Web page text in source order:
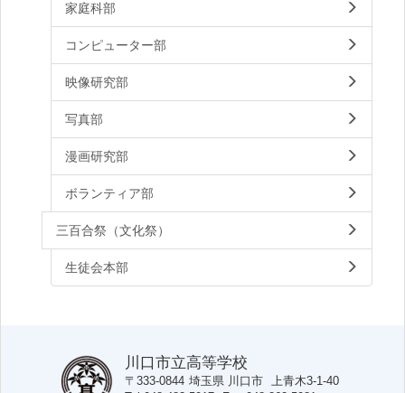
家庭科部
コンピューター部
映像研究部
写真部
漫画研究部
ボランティア部
三百合祭（文化祭）
生徒会本部
川口市立高等学校
〒333-0844 埼玉県 川口市 上青木3-1-40